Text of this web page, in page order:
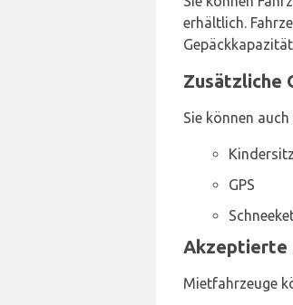
erhältlich.
Zusätzliche
Sie können
Kindersitz
GPS
Akzeptierte
Mietfahrzeuge